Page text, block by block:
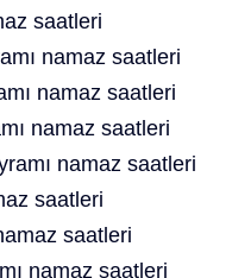
saatleri
namaz saatleri
namaz saatleri
namaz saatleri
namaz saatleri
saatleri
saatleri
namaz saatleri